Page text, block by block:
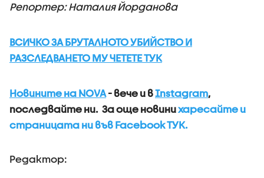
Репортер: Наталия Йорданова
ВСИЧКО ЗА БРУТАЛНОТО УБИЙСТВО И
РАЗСЛЕДВАНЕТО МУ ЧЕТЕТЕ ТУК
Новините на NOVA - вече и вInstagram,
последвайте ни. За още новинихаресайте и
страницата ни във Facebook ТУК.
Редактор: